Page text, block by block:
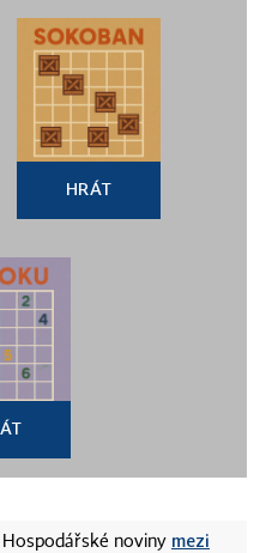
HRÁT
Hospodářské noviny mezi